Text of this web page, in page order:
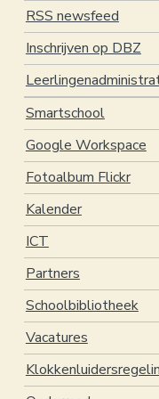
Onze Facebookpagina
Leefzorg
Eetfestijn
Cultuur beleven
Engagement
Leefdagen
Middagspel
Sport op school
Vakantieaanbod
Meer …
Praktisch
Praktisch
RSS newsfeed
Inschrijven op DBZ
Smartschool
Google Workspace
Fotoalbum Flickr
Kalender
ICT
Partners
Schoolbibliotheek
Vacatures